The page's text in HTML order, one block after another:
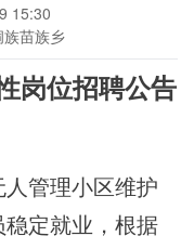
15:30
苗族乡
岗位招聘公告
管理小区维护
定就业，根据